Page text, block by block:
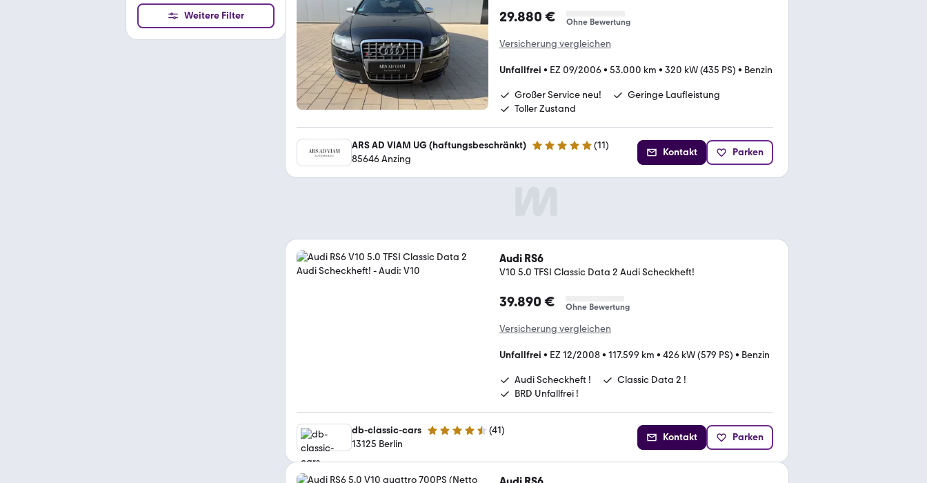
Weitere Filter 29.880 € Ohne Bewertung
Versicherung vergleichen
Unfallfrei • EZ 09/2006• 53.000 km • 320 kW (435 PS) • Benzin
Großer Service neu!
Geringe Laufleistung
Toller Zustand
ARS AD VIAM UG (haftungsbeschränkt) 5 Sterne (11)
85646 Anzing
Kontakt Parken
Audi RS6
V10 5.0 TFSI Classic Data 2 Audi Scheckheft!
39.890 € Ohne Bewertung
Versicherung vergleichen
Unfallfrei • EZ 12/2008• 117.599 km • 426 kW (579 PS) • Benzin
Audi Scheckheft !
Classic Data 2 !
BRD Unfallfrei !
db-classic-cars 4.7 Sterne (41)
13125 Berlin
Kontakt Parken